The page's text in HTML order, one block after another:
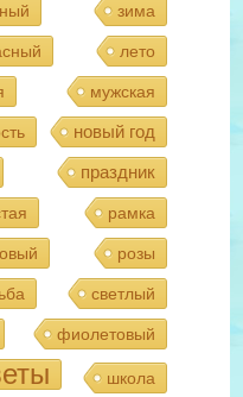
зима
лето
мужская
новый год
праздник
рамка
розы
светлый
фиолетовый
школа